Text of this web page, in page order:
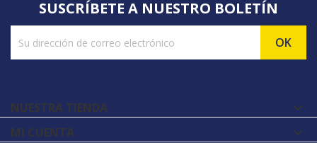
SUSCRÍBETE A NUESTRO BOLETÍN
NUESTRA TIENDA 
MI CUENTA 